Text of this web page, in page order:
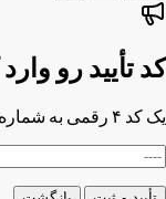
کد تأیید رو
یک کد ۴ رقمی به شماره